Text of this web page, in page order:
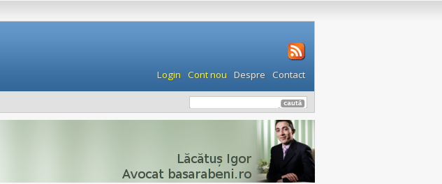
Login Cont nou Despre Contact